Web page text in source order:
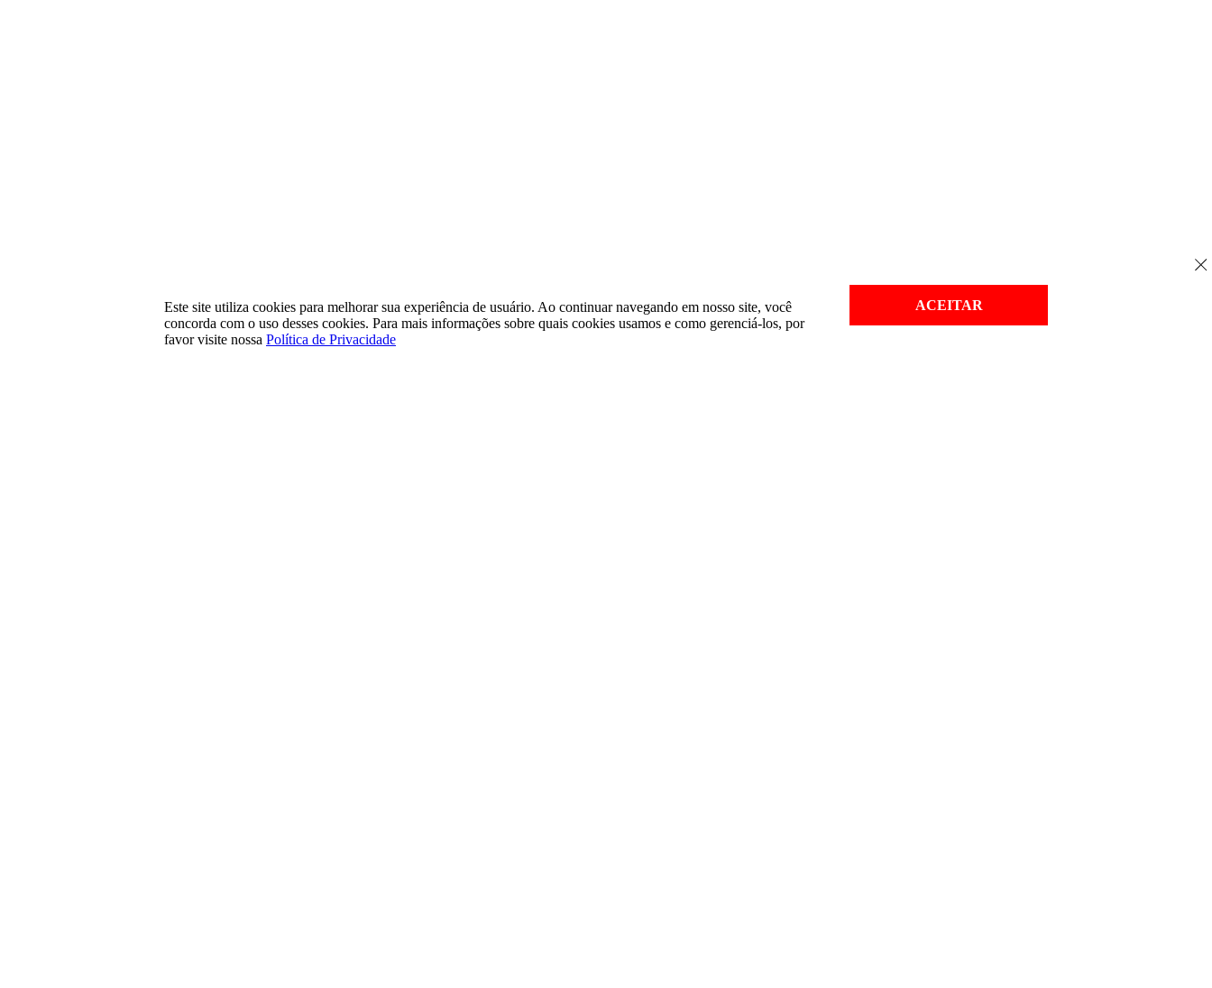
Este site utiliza cookies para melhorar sua experiência de usuário. Ao continuar navegando em nosso site, você
concorda com o uso desses cookies. Para mais informações sobre quais cookies usamos e como gerenciá-los, por
favor visite nossa Política de Privacidade
ACEITAR